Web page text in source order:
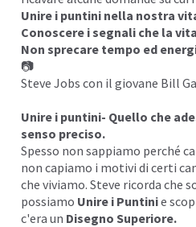
Unire i puntini nella nostra
Conoscere i segnali che la
Non sprecare tempo ed
📷
Steve Jobs con il giovane Bill
Unire i puntini- Quello che
senso preciso.
Spesso non sappiamo perché
non capiamo i motivi di certi
che viviamo. Steve ricorda che
possiamo Unire i Puntinie
c'era un Disegno Superiore.